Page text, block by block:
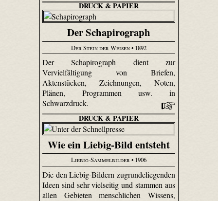
DRUCK & PAPIER
Der Schapirograph
Der Stein der Weisen• 1892
Der Schapirograph dient zur
Vervielfältigung von Briefen,
Aktenstücken, Zeichnungen, Noten,
Plänen, Programmen usw. in
Schwarzdruck.
DRUCK & PAPIER
Wie ein Liebig-Bild entsteht
Liebig-Sammelbilder• 1906
Die den Liebig-Bildern zugrundeliegenden
Ideen sind sehr vielseitig und stammen aus
allen Gebieten menschlichen Wissens,